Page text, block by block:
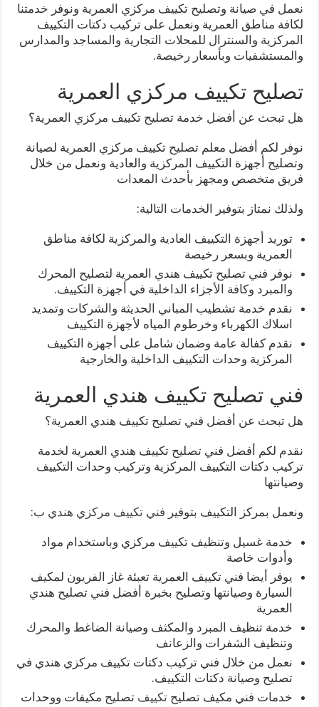
نعمل في صيانة وتصليح تكييف مركزي العمرية ونوفر خدمتنا
لكافة مناطق العمرية ونعمل على تركيب دكتات التكييف
المركزية والسنترال للمحلات التجارية والمساجد والمدارس
والمستشفيات وبأسعار رخيصة.
تصليح تكييف مركزي العمرية
هل تبحث عن أفضل خدمة تصليح تكييف مركزي العمرية؟
نوفر لكم أفضل معلم تصليح تكييف مركزي العمرية لصيانة
وتصليح أجهزة التكييف المركزية والعادية ونعمل من خلال
فريق متخصص ومجهز بأحدث المعدات
ولذلك نمتاز بتوفير الخدمات التالية:
توريد أجهزة التكييف العادية والمركزية لكافة مناطق
العمرية وبسعر رخيصة
نوفر فني تصليح تكييف هندي العمرية لتصليح المحرك
والمبرد وكافة الأجزاء الداخلية في أجهزة التكييف.
نقدم خدمة تشطيب المباني الحديثة والشركات وتمديد
اسلاك الكهرباء وخرطوم المياه لأجهزة التكييف
نقدم كفالة عامة وضمان شامل على أجهزة التكييف
المركزية وحدات التكييف الداخلية والخارجية
فني تصليح تكييف هندي العمرية
هل تبحث عن أفضل فني تصليح تكييف هندي العمرية؟
نقدم لكم أفضل فني تصليح تكييف هندي العمرية لخدمة
تركيب دكتات التكييف المركزية وتركيب وحدات التكييف
وصيانتها
ونعمل بمركز التكييف بتوفير فني تكييف مركزي هندي ب:
خدمة غسيل وتنظيف تكييف مركزي وباستخدام مواد
وأدوات خاصة
يوفر أيضا فني تكييف العمرية تعبئة غاز الفريون لمكيف
السيارة وصيانتها وتصليح بخبرة أفضل فني تصليح هندي
العمرية
خدمة تنظيف المبرد والمكثف وصيانة الضاغط والمحرك
وتنظيف الشفرات والزعانف
نعمل من خلال فني تركيب دكتات تكييف مركزي هندي في
تصليح وصيانة دكتات التكييف.
خدمات فني مكيف تصليحتكييف تصليح مكيفات ووحدات